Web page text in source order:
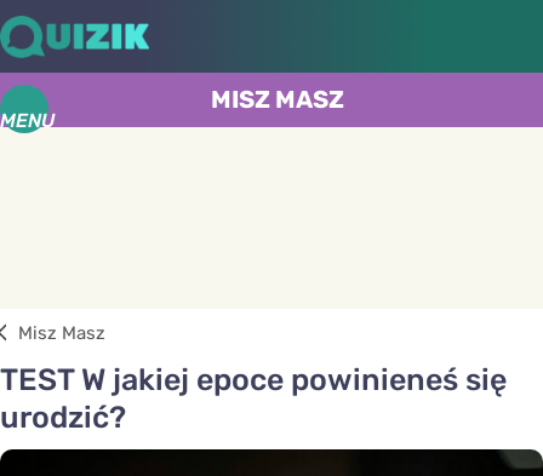
MENU
MISZ MASZ
Misz Masz
TEST W jakiej epoce powinieneś się
urodzić?